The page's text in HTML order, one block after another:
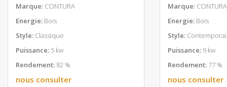
EN SAVOIR PLUS
Marque: CONTURA
Energie: Bois
Style: Classique
Puissance: 5 kw
Rendement: 82 %
nous consulter
EN
Marque: CONTURA
Energie: Bois
Style:
Puissance: 9 kw
Rendement: 77 %
nous consulter